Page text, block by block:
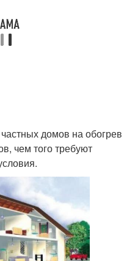
домов на обогрев
чем того требуют